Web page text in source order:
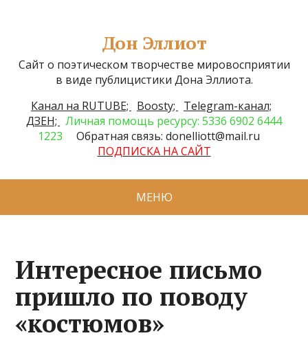
Дон Эллиот
Сайт о поэтическом творчестве мировосприятии
в виде публицистики Дона Эллиота.
Канал на RUTUBE;
Boosty;
Telegram-канал;
ДЗЕН; Личная помощь ресурсу: 5336 6902 6444
1223
Обратная связь: donelliott@mail.ru
ПОДПИСКА НА САЙТ
МЕНЮ
Интересное письмо
пришло по поводу
«костюмов»